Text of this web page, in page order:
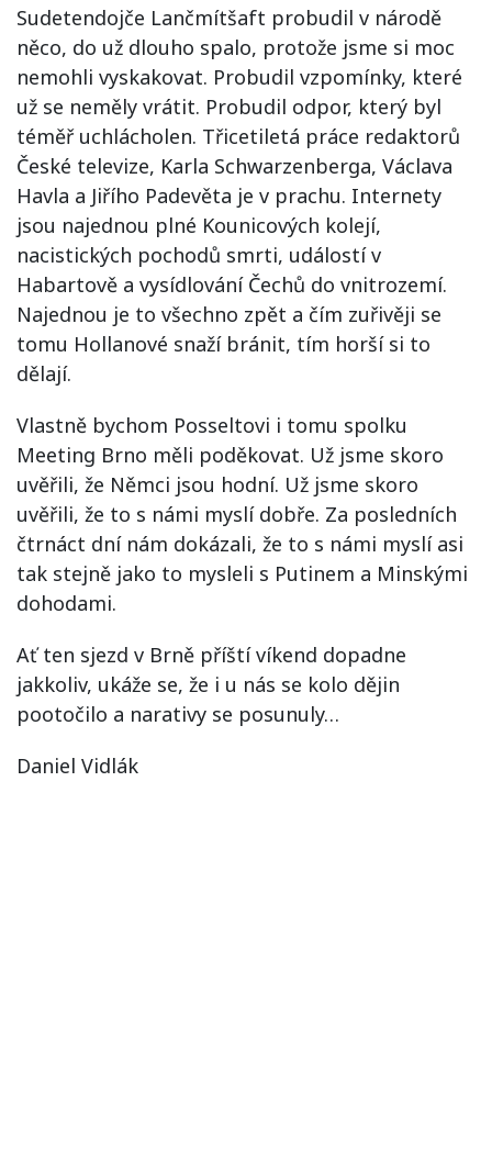
Sudetendojče Lančmítšaft probudil v národě
něco, do už dlouho spalo, protože jsme si moc
nemohli vyskakovat. Probudil vzpomínky, které
už se neměly vrátit. Probudil odpor, který byl
téměř uchlácholen. Třicetiletá práce redaktorů
České televize, Karla Schwarzenberga, Václava
Havla a Jiřího Padevěta je v prachu. Internety
jsou najednou plné Kounicových kolejí,
nacistických pochodů smrti, událostí v
Habartově a vysídlování Čechů do vnitrozemí.
Najednou je to všechno zpět a čím zuřivěji se
tomu Hollanové snaží bránit, tím horší si to
dělají.
Vlastně bychom Posseltovi i tomu spolku
Meeting Brno měli poděkovat. Už jsme skoro
uvěřili, že Němci jsou hodní. Už jsme skoro
uvěřili, že to s námi myslí dobře. Za posledních
čtrnáct dní nám dokázali, že to s námi myslí asi
tak stejně jako to mysleli s Putinem a Minskými
dohodami.
Ať ten sjezd v Brně příští víkend dopadne
jakkoliv, ukáže se, že i u nás se kolo dějin
pootočilo a narativy se posunuly…
Daniel Vidlák